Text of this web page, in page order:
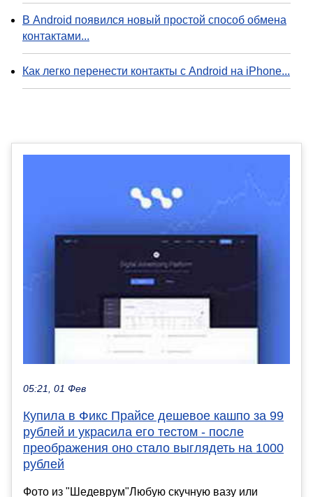
В Android появился новый простой способ обмена
контактами...
Как легко перенести контакты с Android на iPhone...
05:21, 01 Фев
Купила в Фикс Прайсе дешевое кашпо за 99
рублей и украсила его тестом - после
преображения оно стало выглядеть на 1000
рублей
Фото из "Шедеврум"Любую скучную вазу или